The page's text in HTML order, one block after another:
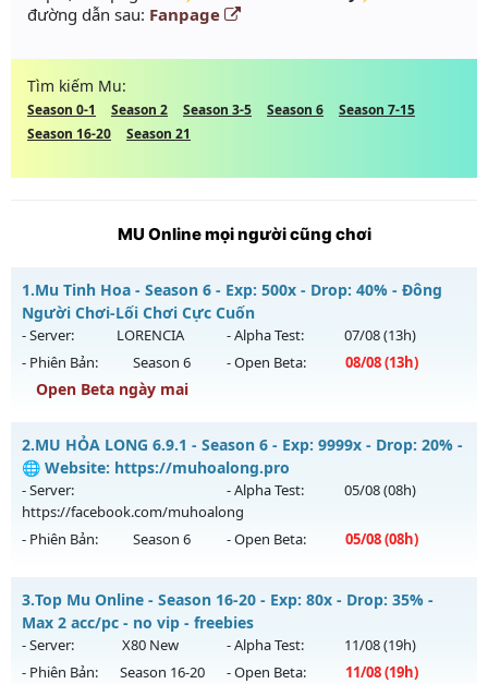
đường dẫn sau: Fanpage
Tìm kiếm Mu:
Season 0-1 Season 2 Season 3-5 Season 6
Season 7-15
Season 16-20
Season 21
MU Online mọi người cũng chơi
1.Mu Tinh Hoa - Season 6 - Exp: 500x - Drop: 40% - Đông
Người Chơi-Lối Chơi Cực Cuốn
- Server: LORENCIA - Alpha Test: 07/08(13h)
- Phiên Bản:
Season 6 - Open Beta: 08/08(13h)
Open Beta ngày mai
Mu Tinh Hoa - Đông Người Chơi-Lối Chơi Cực Cuốn
Mu mới ra tháng 08 2026 - Mở máy chủ
ngày 08/08/2626
Exp: 500x - Drop: 40%
Antihack: Anti Vip
2.MU HỎA LONG 6.9.1 - Season 6 - Exp: 9999x - Drop: 20% -
🌐 Website: https://muhoalong.pro
- Server:
https://facebook.com/muhoalong
- Alpha Test: 05/08(08h)
- Phiên Bản: Season 6 - Open Beta: 05/08(08h)
MU HỎA LONG 6.9.1 - 🌐 Website: https://muhoalong.pro
Mu mới ra tháng 08 2026 - Mở máy chủ
https://facebook.com/muhoalongvào 08h ngày
05/08/2626
3.Top Mu Online - Season 16-20 - Exp: 80x - Drop: 35% -
Max 2 acc/pc - no vip - freebies
- Server: X80 New - Alpha Test: 11/08(19h)
- Phiên Bản:
Season 16-20 - Open Beta: 11/08(19h)